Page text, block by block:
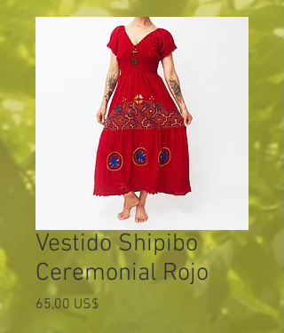
Vestido Shipibo
Ceremonial Rojo
65,00 US$